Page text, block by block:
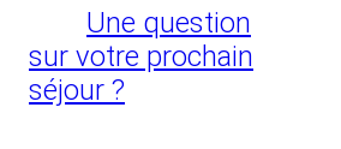
Une question
sur votre prochain
séjour ?